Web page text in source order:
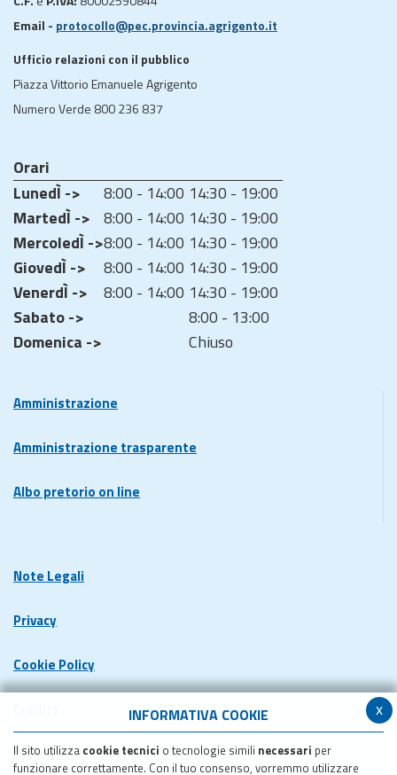
x
INFORMATIVA COOKIE
Il sito utilizza cookie tecnici o tecnologie simili necessari per
funzionare correttamente. Con il tuo consenso, vorremmo utilizzare
Email - protocollo@pec.provincia.agrigento.it
Ufficio relazioni con il pubblico
Piazza Vittorio Emanuele Agrigento
Numero Verde 800 236 837
Orari
LunedÌ ->
8:00 - 14:00 14:30 - 19:00
MartedÌ -> 8:00 - 14:00 14:30 - 19:00
MercoledÌ ->8:00 - 14:00 14:30 - 19:00
GiovedÌ ->
8:00 - 14:00 14:30 - 19:00
VenerdÌ ->
8:00 - 14:00 14:30 - 19:00
Sabato ->
8:00 - 13:00
Domenica ->
Chiuso
Amministrazione
Amministrazione trasparente
Albo pretorio on line
Note Legali
Privacy
Cookie Policy
Dichiarazione di accessibilita'